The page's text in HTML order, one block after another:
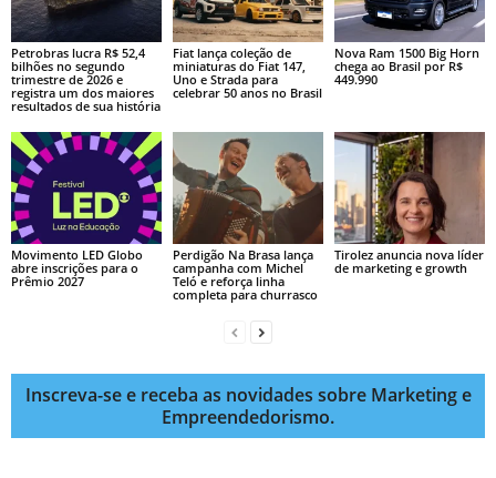
Petrobras lucra R$ 52,4
bilhões no segundo
trimestre de 2026 e
registra um dos maiores
resultados de sua história
Fiat lança coleção de
miniaturas do Fiat 147,
Uno e Strada para
celebrar 50 anos no Brasil
Nova Ram 1500 Big Horn
chega ao Brasil por R$
449.990
Movimento LED Globo
abre inscrições para o
Prêmio 2027
Perdigão Na Brasa lança
campanha com Michel
Teló e reforça linha
completa para churrasco
Tirolez anuncia nova líder
de marketing e growth
Inscreva-se e receba as novidades sobre Marketing e
Empreendedorismo.